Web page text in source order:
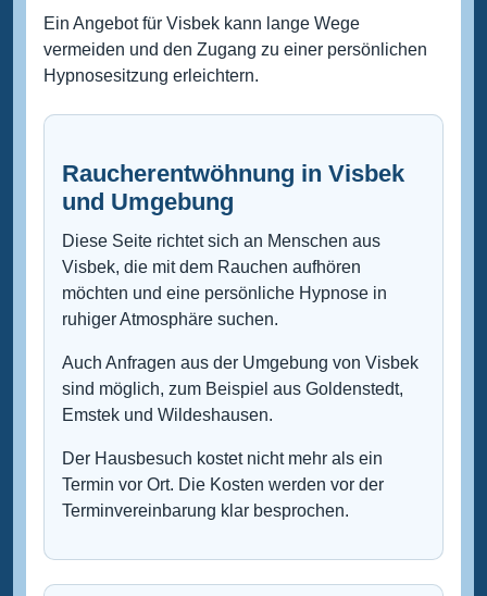
Ein Angebot für Visbek kann lange Wege
vermeiden und den Zugang zu einer persönlichen
Hypnosesitzung erleichtern.
Raucherentwöhnung in Visbek
und Umgebung
Diese Seite richtet sich an Menschen aus
Visbek, die mit dem Rauchen aufhören
möchten und eine persönliche Hypnose in
ruhiger Atmosphäre suchen.
Auch Anfragen aus der Umgebung von Visbek
sind möglich, zum Beispiel aus Goldenstedt,
Emstek und Wildeshausen.
Der Hausbesuch kostet nicht mehr als ein
Termin vor Ort. Die Kosten werden vor der
Terminvereinbarung klar besprochen.